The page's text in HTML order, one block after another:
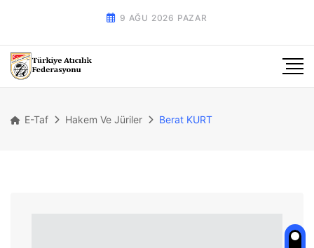
9 AĞU 2026 PAZAR
E-Taf Hakem Ve Jüriler Berat KURT